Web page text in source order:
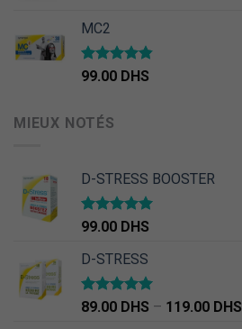
MC2
Note4.50
99.00 DHS
MIEUX NOTÉS
D-STRESS BOOSTER
Note5.00
99.00 DHS
D-STRESS
Note5.00
89.00 DHS – 119.00 DHS